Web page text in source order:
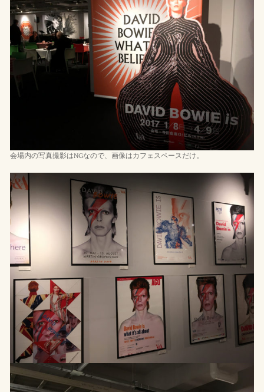
会場内の写真撮影はNGなので、画像はカフェスペースだけ。